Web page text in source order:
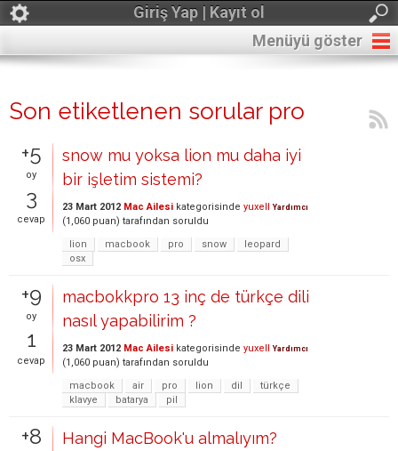
Giriş Yap | Kayıt ol
Menüyü göster
Son etiketlenen sorular pro
+5
oy
3
cevap
snow mu yoksa lion mu daha iyi
bir işletim sistemi?
23 Mart 2012 Mac Ailesi kategorisinde yuxell Yardımcı
(1,060 puan) tarafından soruldu
lion
macbook pro snow
leopard
osx
+9
oy
1
cevap
macbokkpro 13 inç de türkçe dili
nasıl yapabilirim ?
23 Mart 2012 Mac Ailesi kategorisinde yuxell Yardımcı
(1,060 puan) tarafından soruldu
macbook
air pro lion dil
türkçe
klavye
batarya pil
+8 Hangi MacBook'u almalıyım?